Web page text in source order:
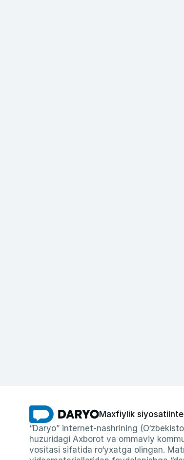
Maxfiylik siyosati
“Daryo” internet-nashrining
huzuridagi Axborot va ommaviy
vositasi sifatida ro‘yxatga olingan.